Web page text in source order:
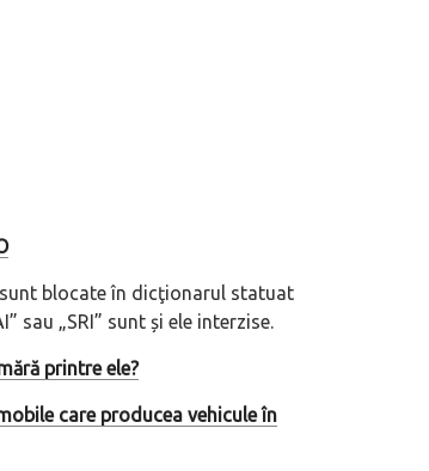
sunt blocate în dicţionarul statuat
sau „SRI” sunt și ele interzise.
printre ele?
care producea vehicule în
Hennessey
Prima sportivă cu motor central a